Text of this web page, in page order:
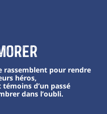
rassemblent pour rendre
héros,
d’un passé
dans l’oubli.